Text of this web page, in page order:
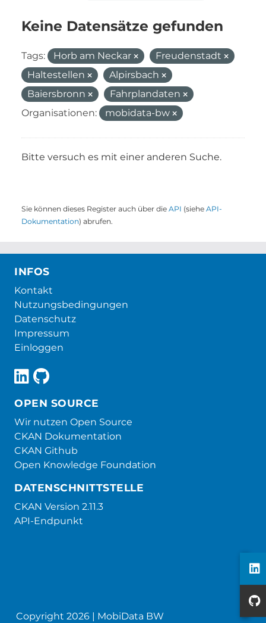
Keine Datensätze gefunden
Tags: Horb am Neckar
Freudenstadt
Haltestellen
Alpirsbach
Baiersbronn
Fahrplandaten
Organisationen:
mobidata-bw
Bitte versuch es mit einer anderen Suche.
Sie können dieses Register auch über die API (siehe API-
Dokumentation) abrufen.
INFOS
Kontakt
Nutzungsbedingungen
Datenschutz
Impressum
Einloggen
OPEN SOURCE
Wir nutzen Open Source
CKAN Dokumentation
CKAN Github
Open Knowledge Foundation
DATENSCHNITTSTELLE
CKAN Version 2.11.3
API-Endpunkt
Copyright 2026 | MobiData BW